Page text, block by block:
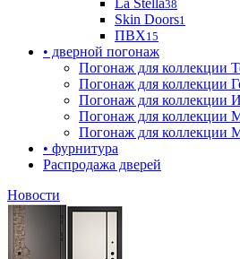
La Stella38
Skin Doors1
ПВХ15
• дверной погонаж
Погонаж для коллекции
Погонаж для коллекции
Погонаж для коллекции
Погонаж для коллекции
Погонаж для коллекции
• фурнитура
Распродажа дверей
Новости